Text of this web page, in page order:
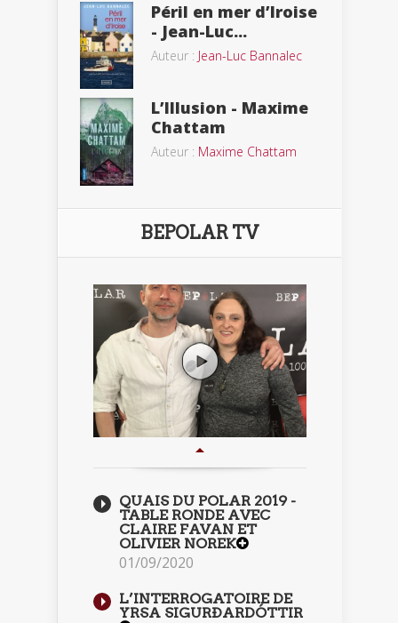
Péril en mer d’Iroise
- Jean-Luc...
Auteur : Jean-Luc Bannalec
L’Illusion - Maxime
Chattam
Auteur : Maxime Chattam
BEPOLAR TV
QUAIS DU POLAR 2019 -
TABLE RONDE AVEC
CLAIRE FAVAN ET
OLIVIER NOREK
01/09/2020
L’INTERROGATOIRE DE
YRSA SIGURÐARDÓTTIR